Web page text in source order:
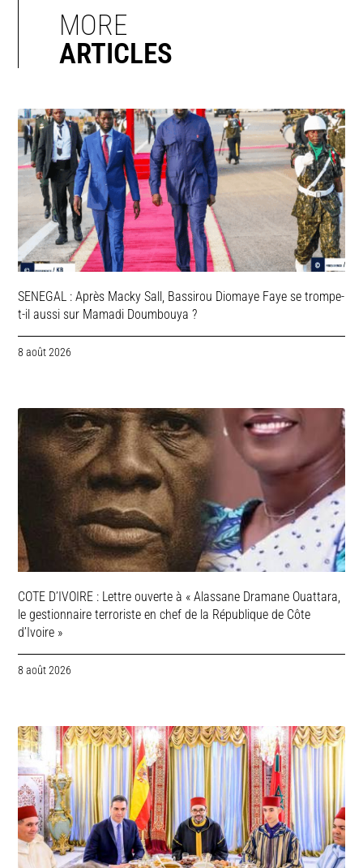
MORE
ARTICLES
SENEGAL : Après Macky Sall, Bassirou Diomaye Faye se trompe-
t-il aussi sur Mamadi Doumbouya ?
8 août 2026
COTE D’IVOIRE : Lettre ouverte à « Alassane Dramane Ouattara,
le gestionnaire terroriste en chef de la République de Côte
d’Ivoire »
8 août 2026